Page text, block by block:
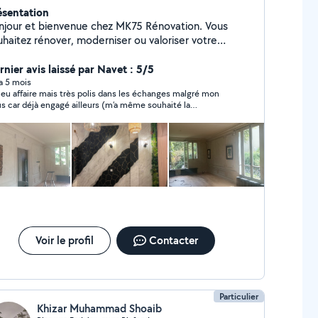
et bienvenue chez MK75 Rénovation. Vous
rénover, moderniser ou valoriser votre
vous accompagne avec sérieux, expérience et
afin de transformer vos espaces et
vos projets dans les meilleures conditions.
d'intervention : Paris et toute l'Île-de-France.
gratuit et personnalisé. Contactez-nous dès
et donnons ensemble une nouvelle vie à
intérieur.
avis laissé par Navet : 5/5
5 mois
eu affaire mais très polis dans les échanges malgré mon
car déjà engagé ailleurs (m’a même souhaité la
Voir le profil Contacter
Particulier
Khizar Muhammad Shoaib